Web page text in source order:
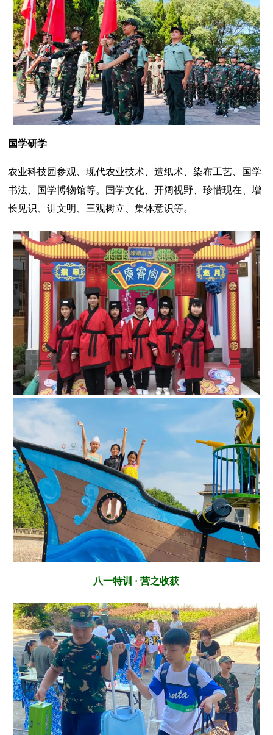
国学研学
农业科技园参观、现代农业技术、造纸术、染布工艺、国学
书法、国学博物馆等。国学文化、开阔视野、珍惜现在、增
长见识、讲文明、三观树立、集体意识等。
八一特训 · 营之收获